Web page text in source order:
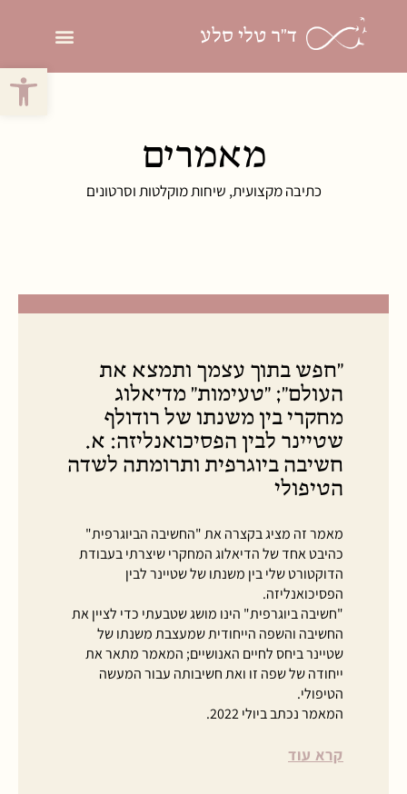
פתח
ד"ר טלי סלע
מאמרים
כתיבה מקצועית, שיחות מוקלטות וסרטונים
"חפש בתוך עצמך ותמצא את
העולם"; "טעימות" מדיאלוג
מחקרי בין משנתו של רודולף
שטיינר לבין הפסיכואנליזה: א.
חשיבה ביוגרפית ותרומתה לשדה
הטיפולי
מאמר זה מציג בקצרה את "החשיבה הביוגרפית"
כהיבט אחד של הדיאלוג המחקרי שיצרתי בעבודת
הדוקטורט שלי בין משנתו של שטיינר לבין
הפסיכואנליזה.
"חשיבה ביוגרפית" הינו מושג שטבעתי כדי לציין את
החשיבה והשפה הייחודית שמעצבת משנתו של
שטיינר ביחס לחיים האנושיים; המאמר מתאר את
ייחודה של שפה זו ואת חשיבותה עבור המעשה
הטיפולי.
המאמר נכתב ביולי 2022.
קרא עוד